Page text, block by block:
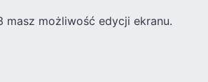
masz możliwość edycji ekranu.